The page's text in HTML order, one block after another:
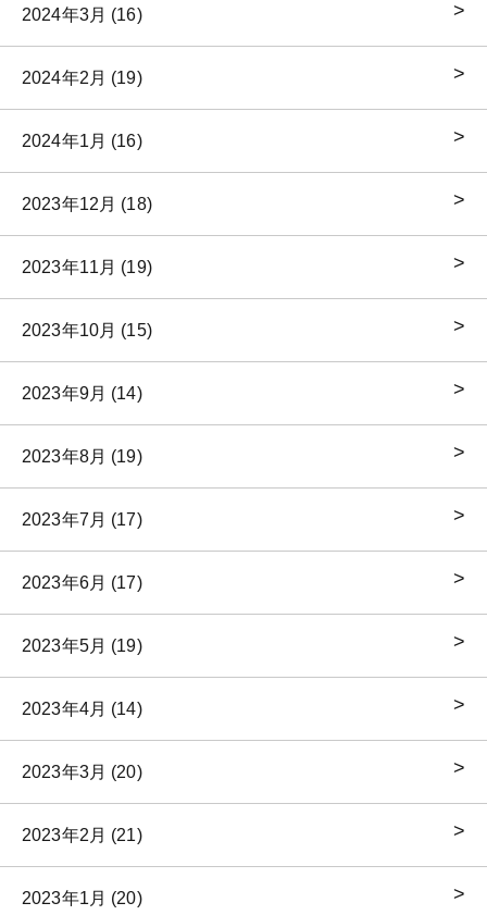
2024年3月 (16)
2024年2月 (19)
2024年1月 (16)
2023年12月 (18)
2023年11月 (19)
2023年10月 (15)
2023年9月 (14)
2023年8月 (19)
2023年7月 (17)
2023年6月 (17)
2023年5月 (19)
2023年4月 (14)
2023年3月 (20)
2023年2月 (21)
2023年1月 (20)